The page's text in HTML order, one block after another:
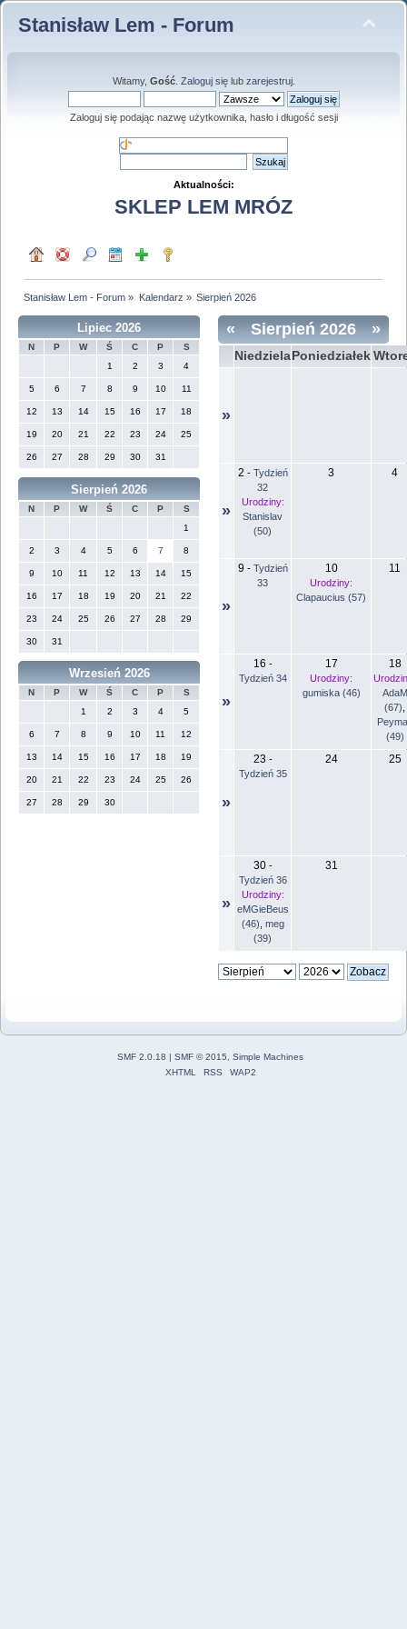
Stanisław Lem - Forum
Witamy, Gość. Zaloguj sięlub zarejestruj.
Zaloguj się podając nazwę użytkownika, hasło i długość sesji
Aktualności:
SKLEP LEM MRÓZ
Stanisław Lem - Forum » Kalendarz » Sierpień 2026
Lipiec 2026
N P W Ś C P
S
1
2 3 4
5 6 7 8 9 10 11
12 13 14 15 16 17 18
19 20 21 22 23 24 25
26 27 28 29 30 31
Sierpień 2026
N P W Ś C P
S
1
2 3 4 5 6 7 8
9 10 11 12 13 14 15
16 17 18 19 20 21 22
23 24 25 26 27 28 29
30 31
Wrzesień 2026
N P W Ś C P
S
1
2 3 4 5
6 7 8 9 10 11 12
13 14 15 16 17 18 19
20 21 22 23 24 25 26
27 28 29 30
« »
Sierpień 2026
Niedziela Poniedziałek
»
»
2 - Tydzień
32
Urodziny:
Stanislav
(50)
3 4
»
9 - Tydzień
33
10
Urodziny:
Clapaucius (57)
11
»
16 -
Tydzień 34
17
Urodziny:
gumiska (46)
18
AdaM
(67)
(49)
»
23 -
Tydzień 35
24 25
»
30-
Tydzień 36
Urodziny:
eMGieBeus
(46) meg
(39)
31
SMF 2.0.18 | SMF © 2015
Simple Machines
XHTML
RSS WAP2